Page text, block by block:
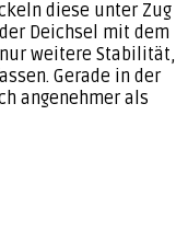
diese unter Zug
Deichsel mit dem
weitere Stabilität,
Gerade in der
angenehmer als